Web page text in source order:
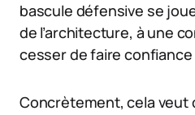
bascule défensive se
de l’architecture, à une
cesser de faire
Concrètement, cela